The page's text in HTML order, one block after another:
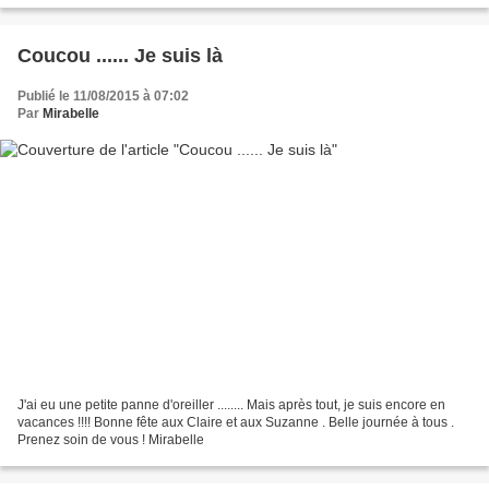
Coucou ...... Je suis là
Publié le 11/08/2015 à 07:02
Par Mirabelle
J'ai eu une petite panne d'oreiller ........ Mais après tout, je suis encore en
vacances !!!! Bonne fête aux Claire et aux Suzanne . Belle journée à tous .
Prenez soin de vous ! Mirabelle